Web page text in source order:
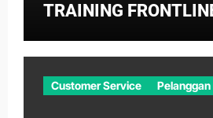
TRAINING
Customer Service Pelanggan